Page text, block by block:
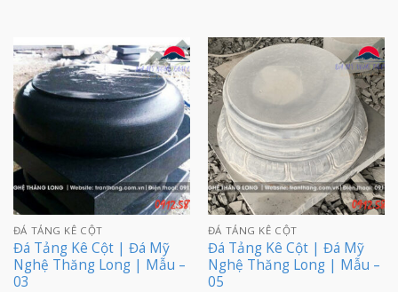
ĐÁ TẢNG KÊ CỘT
Đá Tảng Kê Cột | Đá Mỹ
Nghệ Thăng Long | Mẫu –
03
ĐÁ TẢNG KÊ CỘT
Đá Tảng Kê Cột | Đá Mỹ
Nghệ Thăng Long | Mẫu –
05